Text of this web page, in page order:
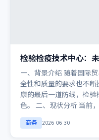
检验检疫技术中心：
一、背景介绍 随着国际
全性和质量的要求也不
康的最后一道防线，检
色。 二、现状分析 当前
商务 2026-06-30